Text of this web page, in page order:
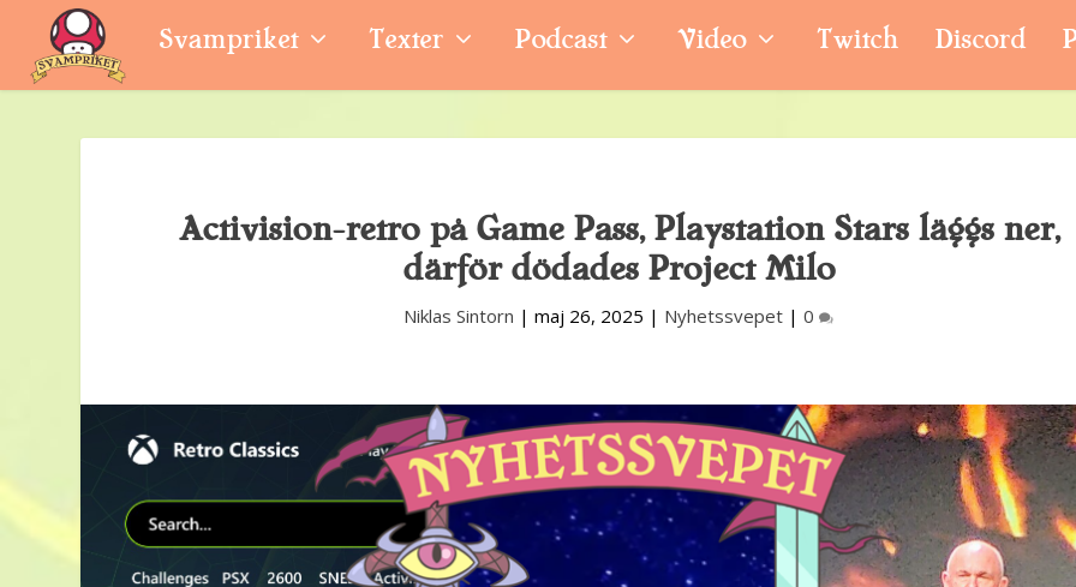
Svampriket Texter Podcast Video Twitch Discord
Activision-retro på Game Pass, Playstation Stars läggs ner,
därför dödades Project Milo
Niklas Sintorn | maj 26, 2025 | Nyhetssvepet| 0